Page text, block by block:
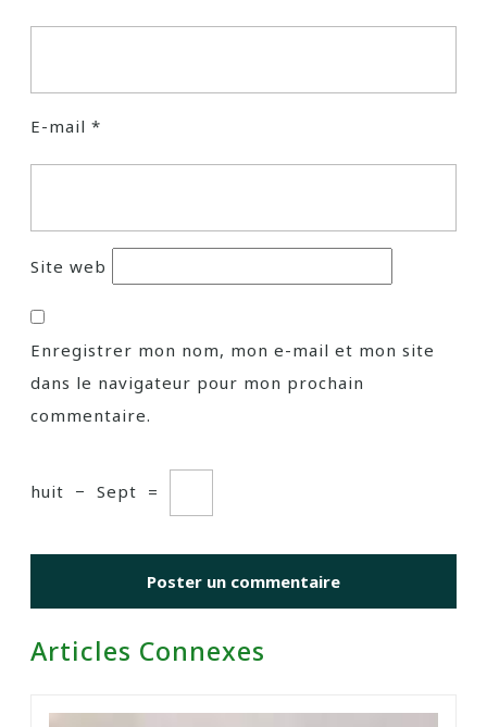
E-mail *
Site web
Enregistrer mon nom, mon e-mail et mon site
dans le navigateur pour mon prochain
commentaire.
huit − Sept =
Articles Connexes